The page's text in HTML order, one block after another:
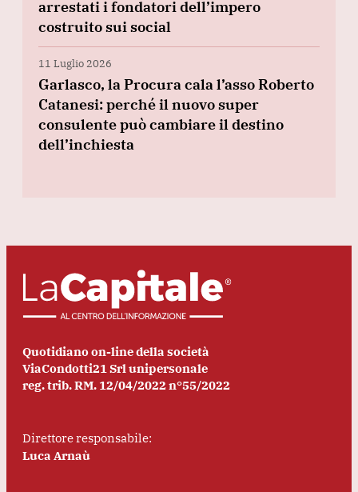
arrestati i fondatori dell’impero
costruito sui social
11 Luglio 2026
Garlasco, la Procura cala l’asso Roberto
Catanesi: perché il nuovo super
consulente può cambiare il destino
dell’inchiesta
Quotidiano on-line della società
ViaCondotti21 Srl unipersonale
reg. trib. RM. 12/04/2022 n°55/2022
Direttore responsabile:
Luca Arnaù